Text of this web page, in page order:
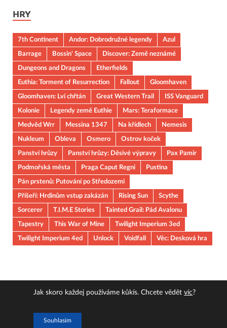
HRY
7th Continent Andor: Dobrodružné legendy
Azul
Barrage
Bossin' Space
Discover: Země neznámé
Dungeons and Dragons
Etherfields
Euthia: Torment of Resurrection
Fallout
Gloomhaven
Gloomhaven: Lví chřtán
Great Western Trail
ISS Vanguard
Kolonie
Legendy země Euthie
Mars: Teraformace
Medvěd Wrr
Messina 1347 Na křídlech
Nemesis
Nukleum
Obleva Osmero
Ostrov koček
Panství hrůzy
Panství hrůzy: Děsivé výpravy
Pax Pamir
Podmořská města
Praga Caput Regni
Pustina
Pán prstenů: Putování po Středozemi
Příšeří: Hrdinům vstup zakázán
Rising Sun
Scythe
Sorcerer
T.I.M.E Stories
Tainted Grail: Pád Avalonu
Tapestry
This War of Mine
Twilight Imperium 3ed
Twilight Imperium 4ed
Unlock Voidfall Věc: Desková hra
Powered byWordPress
Jak skoro každej používáme kůkís. Chcete vědět víc?
Souhlasim